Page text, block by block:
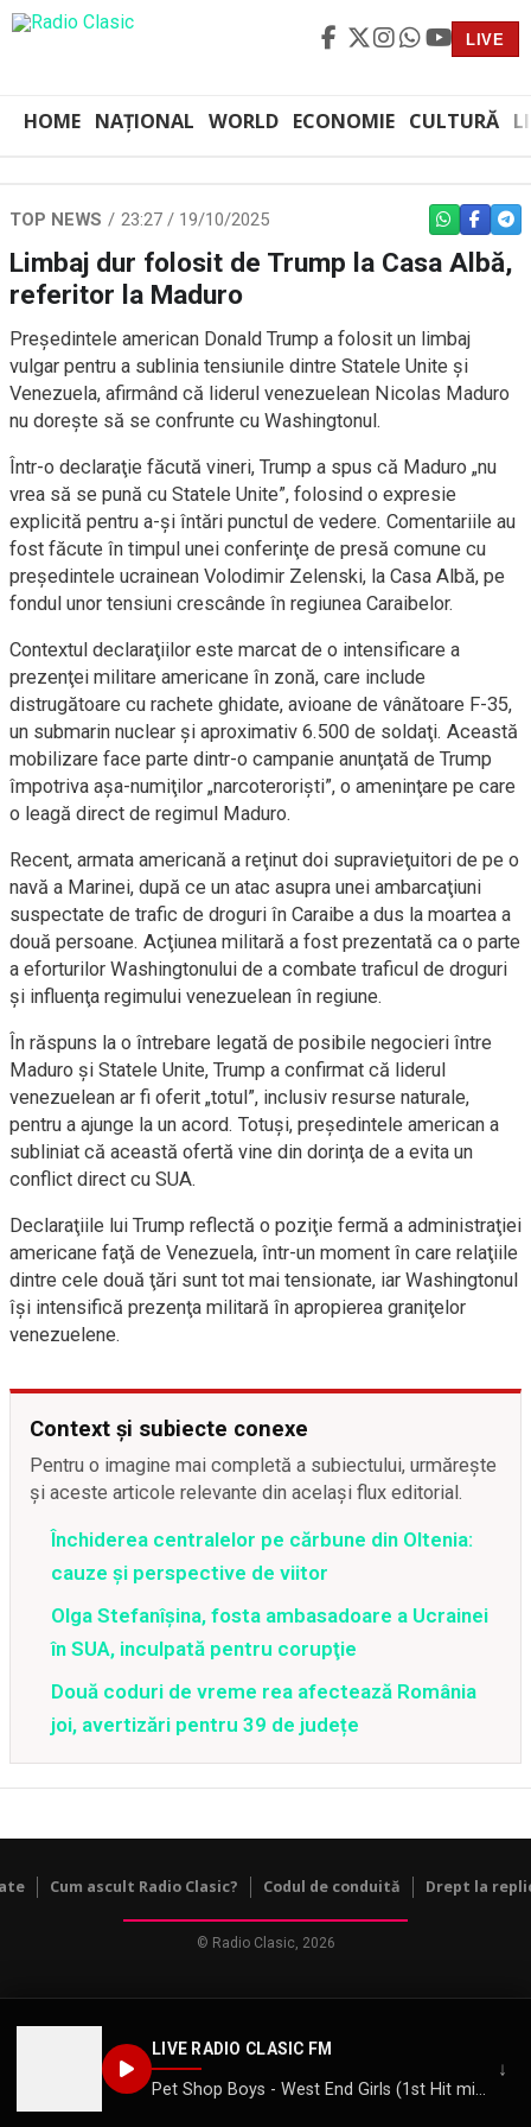
LIVE
HOME NAȚIONAL WORLD ECONOMIE CULTURĂ
LIVE RADIO CLASIC FM
Pet Shop Boys - West End Girls (1st Hit mix)
↓
TOP NEWS 23:27 / 19/10/2025 WHATSAPP
Limbaj dur folosit de Trump la Casa Albă,
referitor la Maduro
Preşedintele american Donald Trump a folosit un limbaj
vulgar pentru a sublinia tensiunile dintre Statele Unite şi
Venezuela, afirmând că liderul venezuelean Nicolas Maduro
nu doreşte să se confrunte cu Washingtonul.
Într-o declaraţie făcută vineri, Trump a spus că Maduro „nu
vrea să se pună cu Statele Unite”, folosind o expresie
explicită pentru a-şi întări punctul de vedere. Comentariile au
fost făcute în timpul unei conferinţe de presă comune cu
preşedintele ucrainean Volodimir Zelenski, la Casa Albă, pe
fondul unor tensiuni crescânde în regiunea Caraibelor.
Contextul declaraţiilor este marcat de o intensificare a
prezenţei militare americane în zonă, care include
distrugătoare cu rachete ghidate, avioane de vânătoare F-35,
un submarin nuclear şi aproximativ 6.500 de soldaţi. Această
mobilizare face parte dintr-o campanie anunţată de Trump
împotriva aşa-numiţilor „narcoterorişti”, o ameninţare pe care
o leagă direct de regimul Maduro.
Recent, armata americană a reţinut doi supravieţuitori de pe o
navă a Marinei, după ce un atac asupra unei ambarcaţiuni
suspectate de trafic de droguri în Caraibe a dus la moartea a
două persoane. Acţiunea militară a fost prezentată ca o parte
a eforturilor Washingtonului de a combate traficul de droguri
şi influenţa regimului venezuelean în regiune.
În răspuns la o întrebare legată de posibile negocieri între
Maduro şi Statele Unite, Trump a confirmat că liderul
venezuelean ar fi oferit „totul”, inclusiv resurse naturale,
pentru a ajunge la un acord. Totuşi, preşedintele american a
subliniat că această ofertă vine din dorinţa de a evita un
conflict direct cu SUA.
Declaraţiile lui Trump reflectă o poziţie fermă a administraţiei
americane faţă de Venezuela, într-un moment în care relaţiile
dintre cele două ţări sunt tot mai tensionate, iar Washingtonul
îşi intensifică prezenţa militară în apropierea graniţelor
venezuelene.
Context și subiecte conexe
Pentru o imagine mai completă a subiectului, urmărește
și aceste articole relevante din același flux editorial.
Închiderea centralelor pe cărbune din Oltenia:
cauze și perspective de viitor
Olga Stefanîşina, fosta ambasadoare a Ucrainei
în SUA, inculpată pentru corupţie
Două coduri de vreme rea afectează România
joi, avertizări pentru 39 de județe
Cum ascult Radio Clasic? Codul de conduită Drept la
© Radio Clasic, 2026